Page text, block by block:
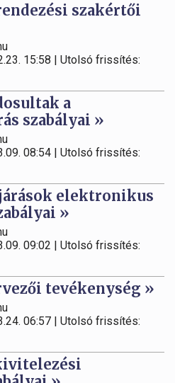
szakértői
15:58 | Utolsó frissítés:
a
szabályai »
08:54 | Utolsó frissítés:
elektronikus
»
09:02 | Utolsó frissítés:
tevékenység »
06:57 | Utolsó frissítés: